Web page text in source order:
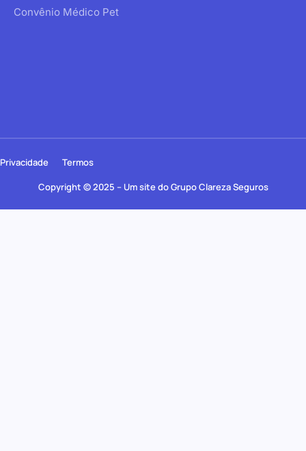
Convênio Médico Pet
Copyright © 2025 – Um site do Grupo Clareza Seguros
Privacidade Termos